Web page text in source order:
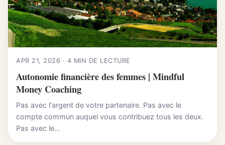
APR 21, 2026 · 4 MIN DE LECTURE
Autonomie financière des femmes | Mindful
Money Coaching
Pas avec l'argent de votre partenaire. Pas avec le
compte commun auquel vous contribuez tous les deux.
Pas avec le...